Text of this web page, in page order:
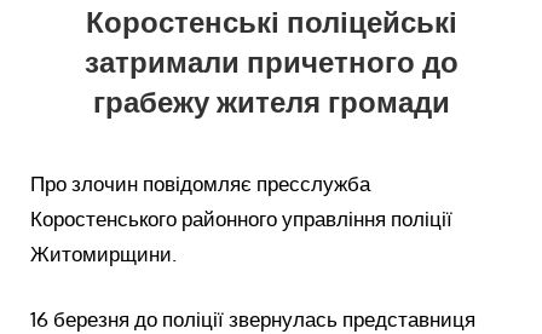
Коростенські поліцейські
затримали причетного до
грабежу жителя громади
Про злочин повідомляє пресслужба
Коростенського районного управління поліції
Житомирщини.
16 березня до поліції звернулась представниця